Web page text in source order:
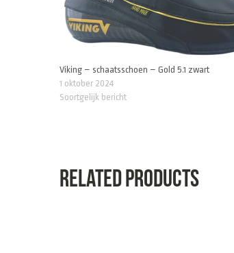
Viking – schaatsschoen – Gold 5.1 zwart
1 oktober 2024
Soortgelijk bericht
Related products